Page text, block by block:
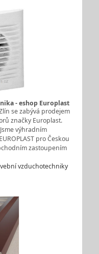
- eshop Europlast
se zabývá prodejem
značky Europlast.
výhradním
pro Českou
zastoupením
vzduchotechniky